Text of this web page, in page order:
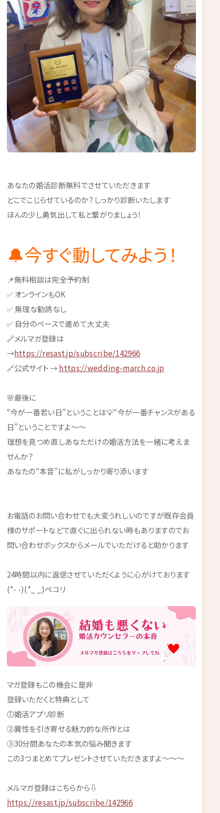
あなたの婚活診断無料でさせていただきます
どこでこじらせているのか？しっかり診断いたします
ほんの少し勇気出して私と繋がりましょう！
🔔今すぐ動してみよう！
📌無料相談は完全予約制
✅ オンラインもOK
✅ 無理な勧誘なし
✅ 自分のペースで進めて大丈夫
🔗メルマガ登録は
→https://resast.jp/subscribe/142966
🔗公式サイト →https://wedding-march.co.jp
🌸最後に
“今が一番若い日”ということは💡“今が一番チャンスがある
日”ということですよ～～
理想を見つめ直しあなただけの婚活方法を一緒に考えま
せんか？
あなたの“本音”に私がしっかり寄り添います
お電話のお問い合わせでも大変うれしいのですが既存会員
様のサポートなどで直ぐに出られない時もありますのでお
問い合わせボックスからメールでいただけると助かります
24時間以内に返信させていただくように心がけております
(*- -)(*_ _)ペコリ
マガ登録もこの機会に是非
登録いただくと特典として
⓵婚活アプリ診断
②異性を引き寄せる魅力的な所作とは
③30分間あなたの本気の悩み聞きます
この3つまとめてプレゼントさせていただきますよ～～～
メルマガ登録はこちらから⇩
https://resast.jp/subscribe/142966